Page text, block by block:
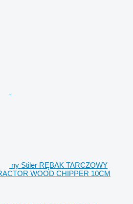
ny Stiler RĘBAK TARCZOWY
WOOD CHIPPER 10CM